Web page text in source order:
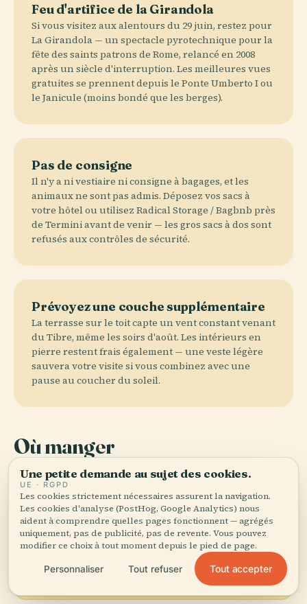
Feu d'artifice de la Girandola
Si vous visitez aux alentours du 29 juin, restez pour
La Girandola — un spectacle pyrotechnique pour la
fête des saints patrons de Rome, relancé en 2008
après un siècle d'interruption. Les meilleures vues
gratuites se prennent depuis le Ponte Umberto I ou
le Janicule (moins bondé que les berges).
Pas de consigne
Il n'y a ni vestiaire ni consigne à bagages, et les
animaux ne sont pas admis. Déposez vos sacs à
votre hôtel ou utilisez Radical Storage / Bagbnb près
de Termini avant de venir — les gros sacs à dos sont
refusés aux contrôles de sécurité.
Prévoyez une couche supplémentaire
La terrasse sur le toit capte un vent constant venant
du Tibre, même les soirs d'août. Les intérieurs en
pierre restent frais également — une veste légère
sauvera votre visite si vous combinez avec une
pause au coucher du soleil.
Où manger
local_diningNe partez pas sans goûter
Carbonara Cacio e pepe Amatriciana
Gricia Supplì Carciofi alla romana/giudia
Saltimbocca Coda alla vaccinara Maritozzi
Une petite demande au sujet des cookies.
UE · RGPD
Les cookies strictement nécessaires assurent la navigation.
Les cookies d'analyse (PostHog, Google Analytics) nous
aident à comprendre quelles pages fonctionnent — agrégés
uniquement, pas de publicité, pas de revente. Vous pouvez
modifier ce choix à tout moment depuis le pied de page.
Personnaliser Tout refuser Tout accepter